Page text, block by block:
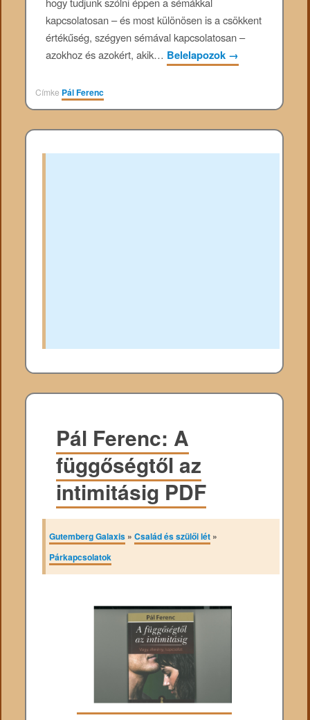
kapcsolatosan – és most különösen is a csökkent
értékűség, szégyen sémával kapcsolatosan –
azokhoz és azokért, akik… Belelapozok →
Címke Pál Ferenc
Pál Ferenc: A
függőségtől az
intimitásig PDF
Gutemberg Galaxis »Család és szülői lét »
Párkapcsolatok